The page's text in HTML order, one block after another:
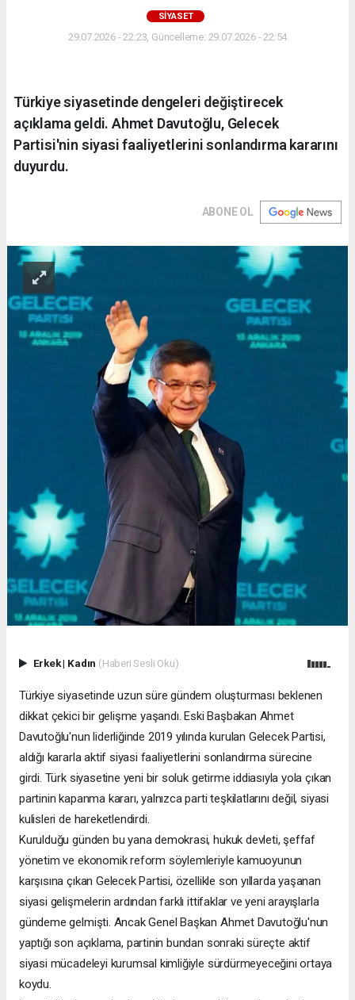
SİYASET
29.07.2026 - 22:23, Güncelleme: 29.07.2026 - 22:54
Türkiye siyasetinde dengeleri değiştirecek
açıklama geldi. Ahmet Davutoğlu, Gelecek
Partisi'nin siyasi faaliyetlerini sonlandırma kararını
duyurdu.
ABONE OL
Erkek| Kadın (Haberi Sesli Oku)
Türkiye siyasetinde uzun süre gündem oluşturması beklenen
dikkat çekici bir gelişme yaşandı. Eski Başbakan Ahmet
Davutoğlu'nun liderliğinde 2019 yılında kurulan Gelecek Partisi,
aldığı kararla aktif siyasi faaliyetlerini sonlandırma sürecine
girdi. Türk siyasetine yeni bir soluk getirme iddiasıyla yola çıkan
partinin kapanma kararı, yalnızca parti teşkilatlarını değil, siyasi
kulisleri de hareketlendirdi.
Kurulduğu günden bu yana demokrasi, hukuk devleti, şeffaf
yönetim ve ekonomik reform söylemleriyle kamuoyunun
karşısına çıkan Gelecek Partisi, özellikle son yıllarda yaşanan
siyasi gelişmelerin ardından farklı ittifaklar ve yeni arayışlarla
gündeme gelmişti. Ancak Genel Başkan Ahmet Davutoğlu'nun
yaptığı son açıklama, partinin bundan sonraki süreçte aktif
siyasi mücadeleyi kurumsal kimliğiyle sürdürmeyeceğini ortaya
koydu.